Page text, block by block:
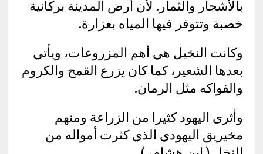
بالأشجار والثمار. لأن أرض المدينة بركانية
خصبة وتتوفر فيها المياه بغزارة.
وكانت النخيل هي أهم المزروعات، ويأتي
بعدها الشعير، كما كان يزرع القمح والكروم
والفواكه مثل الرمان.
وأثرى اليهود كثيرا من الزراعة ومنهم
مخيريق اليهودي الذي كثرت أمواله من